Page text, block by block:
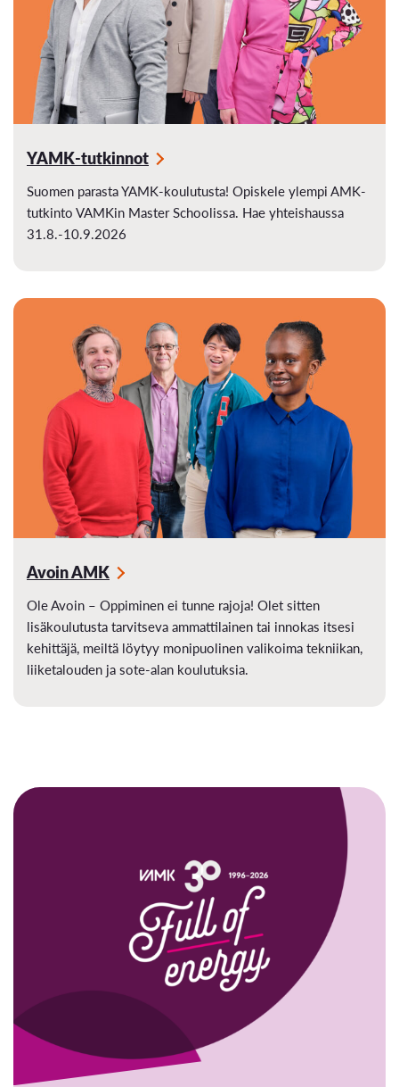
YAMK-tutkinnot
Suomen parasta YAMK-koulutusta! Opiskele ylempi AMK-
tutkinto VAMKin Master Schoolissa. Hae yhteishaussa
31.8.-10.9.2026
Avoin AMK
Ole Avoin – Oppiminen ei tunne rajoja! Olet sitten
lisäkoulutusta tarvitseva ammattilainen tai innokas itsesi
kehittäjä, meiltä löytyy monipuolinen valikoima tekniikan,
liiketalouden ja sote-alan koulutuksia.